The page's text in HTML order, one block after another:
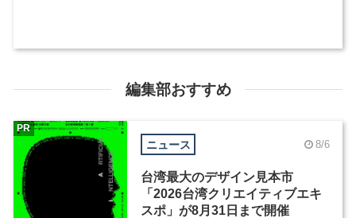
編集部おすすめ
ニュース 8/6
台湾最大のデザイン見本市
「2026台湾クリエイティブエキ
スポ」が8月31日まで開催
PR